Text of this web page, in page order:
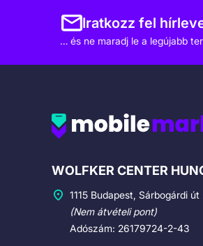
Iratkozz fel
… és ne maradj le a legújabb
Cégadatok
WOLFKER CENTER
1115 Budapest, Sárbogárdi út
(Nem átvételi pont)
Adószám: 26179724-2-43